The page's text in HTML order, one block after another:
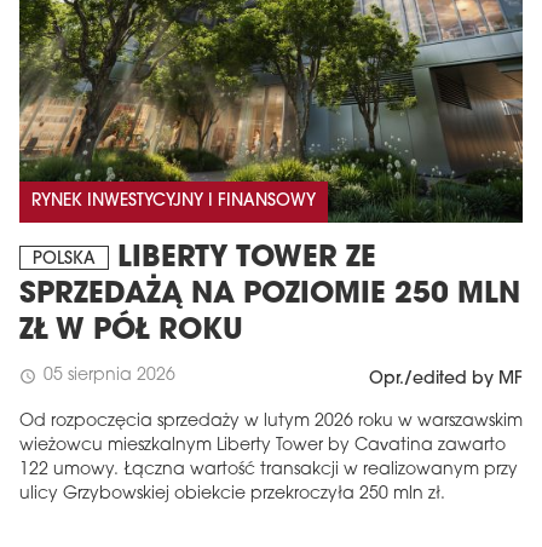
RYNEK INWESTYCYJNY I FINANSOWY
POLSKA
LIBERTY TOWER ZE
SPRZEDAŻĄ NA POZIOMIE 250 MLN
ZŁ W PÓŁ ROKU
schedule 05 sierpnia 2026 Opr./edited by MF
Od rozpoczęcia sprzedaży w lutym 2026 roku w warszawskim
wieżowcu mieszkalnym Liberty Tower by Cavatina zawarto
122 umowy. Łączna wartość transakcji w realizowanym przy
ulicy Grzybowskiej obiekcie przekroczyła 250 mln zł.